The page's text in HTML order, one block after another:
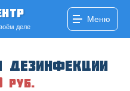
деле
Меню
дезинфекции
руб.